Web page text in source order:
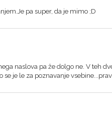
pa super, da je mimo ;D
naslova pa že dolgo ne. V teh
je le za poznavanje vsebine...prav